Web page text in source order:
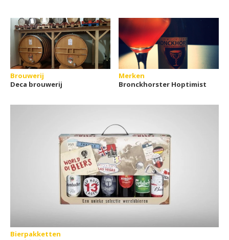
Brouwerij
Deca brouwerij
Merken
Bronckhorster Hoptimist
Bierpakketten